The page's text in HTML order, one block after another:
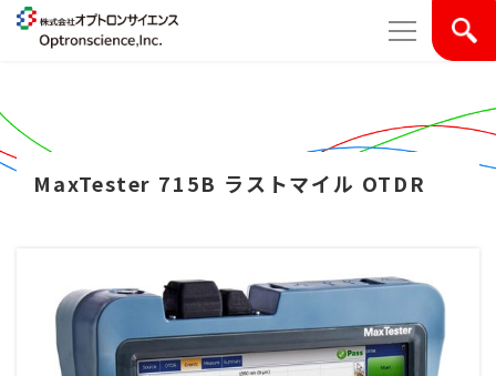
MaxTester 715B ラストマイル OTDR